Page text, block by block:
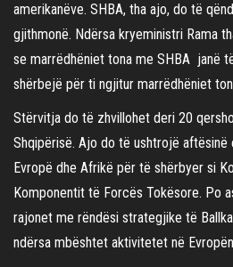
amerikanëve. SHBA, tha ajo, do të
gjithmonë. Ndërsa kryeministri Rama
se marrëdhëniet tona me SHBA janë
shërbejë për ti ngjitur marrëdhëniet
Stërvitja do të zhvillohet deri 20
Shqipërisë. Ajo do të ushtrojë aftësinë
Evropë dhe Afrikë për të shërbyer si
Komponentit të Forcës Tokësore. Po
rajonet me rëndësi strategjike të
ndërsa mbështet aktivitetet në